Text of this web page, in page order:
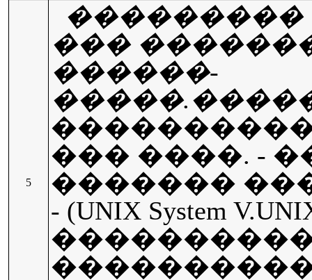
5
���������
���
������-
��� ����. -
�������
- (UNIX System